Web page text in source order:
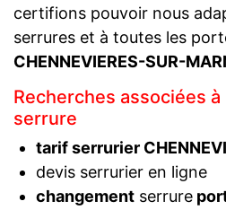
certifions pouvoir nous
serrures et à toutes les
CHENNEVIERES-SUR-
Recherches associées
serrure
tarif serrurier
devis serrurier en ligne
changementserrure